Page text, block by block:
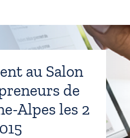
au Salon
de
Alpes les 2